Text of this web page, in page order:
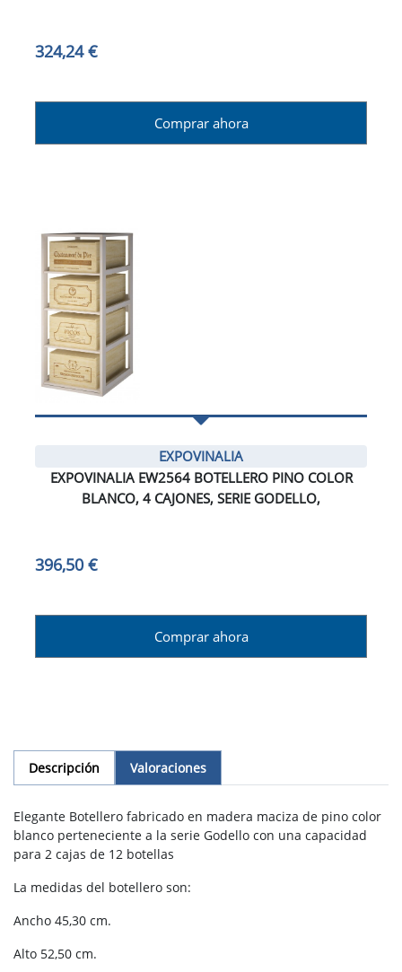
324,24 €
Comprar ahora
EXPOVINALIA
EXPOVINALIA EW2564 BOTELLERO PINO COLOR
BLANCO, 4 CAJONES, SERIE GODELLO,
396,50 €
Comprar ahora
Descripción Valoraciones
Elegante Botellero fabricado en madera maciza de pino color
blanco perteneciente a la serie Godello con una capacidad
para 2 cajas de 12 botellas
La medidas del botellero son:
Ancho 45,30 cm.
Alto 52,50 cm.